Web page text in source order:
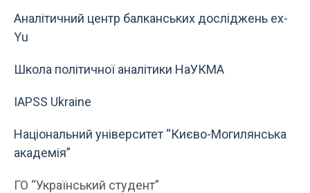
Аналітичний центр балканських досліджень ex-
Yu
Школа політичної аналітики НаУКМА
IAPSS Ukraine
Національний університет “Києво-Могилянська
академія”
ГО “Український студент”